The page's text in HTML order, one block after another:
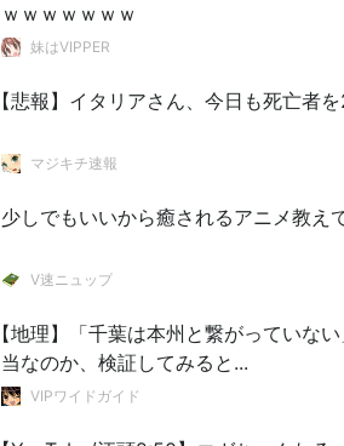
ｗｗｗｗｗｗｗ
妹はVIPPER
【悲報】イタリアさん、今日も死亡者
マジキチ速報
少しでもいいから癒されるアニメ教え
V速ニュップ
【地理】「千葉は本州と繋がっていな
当なのか、検証してみると...
VIPワイドガイド